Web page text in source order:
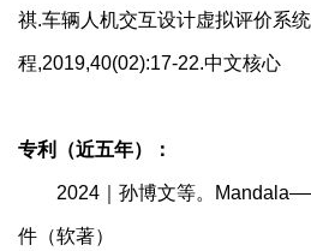
祺.车辆人机交互设计虚拟评价系
程,2019,40(02):17-22.中文核心
专利（近五年）：
2024｜孙博文等。
件（软著）